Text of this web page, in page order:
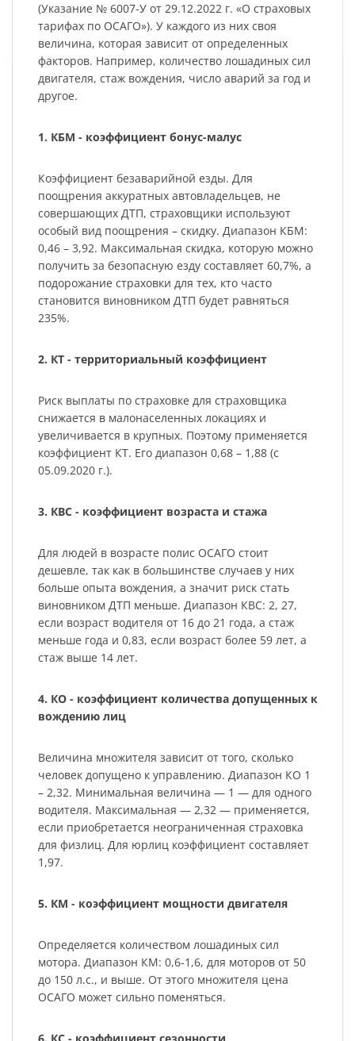
(Указание № 6007-У от 29.12.2022 г. «О страховых
тарифах по ОСАГО»). У каждого из них своя
величина, которая зависит от определенных
факторов. Например, количество лошадиных сил
двигателя, стаж вождения, число аварий за год и
другое.
1. КБМ - коэффициент бонус-малус
Коэффициент безаварийной езды. Для
поощрения аккуратных автовладельцев, не
совершающих ДТП, страховщики используют
особый вид поощрения – скидку. Диапазон КБМ:
0,46 – 3,92. Максимальная скидка, которую можно
получить за безопасную езду составляет 60,7%, а
подорожание страховки для тех, кто часто
становится виновником ДТП будет равняться
235%.
2. КТ - территориальный коэффициент
Риск выплаты по страховке для страховщика
снижается в малонаселенных локациях и
увеличивается в крупных. Поэтому применяется
коэффициент КТ. Его диапазон 0,68 – 1,88 (с
05.09.2020 г.).
3. КВС - коэффициент возраста и стажа
Для людей в возрасте полис ОСАГО стоит
дешевле, так как в большинстве случаев у них
больше опыта вождения, а значит риск стать
виновником ДТП меньше. Диапазон КВС: 2, 27,
если возраст водителя от 16 до 21 года, а стаж
меньше года и 0,83, если возраст более 59 лет, а
стаж выше 14 лет.
4. КО - коэффициент количества допущенных к
вождению лиц
Величина множителя зависит от того, сколько
человек допущено к управлению. Диапазон КО 1
– 2,32. Минимальная величина — 1 — для одного
водителя. Максимальная — 2,32 — применяется,
если приобретается неограниченная страховка
для физлиц. Для юрлиц коэффициент составляет
1,97.
5. КМ - коэффициент мощности двигателя
Определяется количеством лошадиных сил
мотора. Диапазон КМ: 0,6-1,6, для моторов от 50
до 150 л.с., и выше. От этого множителя цена
ОСАГО может сильно поменяться.